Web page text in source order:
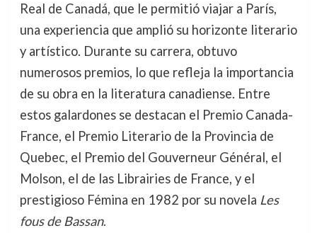
Real de Canadá, que le permitió viajar a París,
una experiencia que amplió su horizonte literario
y artístico. Durante su carrera, obtuvo
numerosos premios, lo que refleja la importancia
de su obra en la literatura canadiense. Entre
estos galardones se destacan el Premio Canada-
France, el Premio Literario de la Provincia de
Quebec, el Premio del Gouverneur Général, el
Molson, el de las Librairies de France, y el
prestigioso Fémina en 1982 por su novela Les
fous de Bassan.